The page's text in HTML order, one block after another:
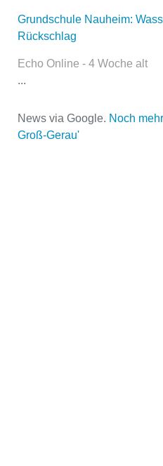
Grundschule Nauheim:
Rückschlag
Echo Online - 4 Woche alt
...
News via Google. Noch
Groß-Gerau'